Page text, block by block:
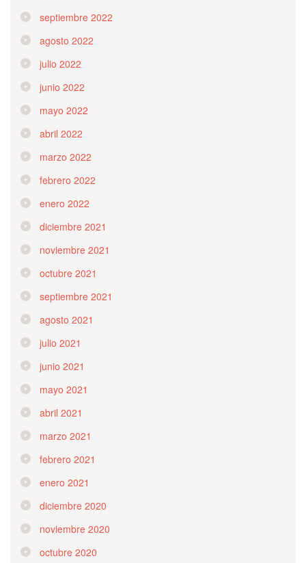
septiembre 2022
agosto 2022
julio 2022
junio 2022
mayo 2022
abril 2022
marzo 2022
febrero 2022
enero 2022
diciembre 2021
noviembre 2021
octubre 2021
septiembre 2021
agosto 2021
julio 2021
junio 2021
mayo 2021
abril 2021
marzo 2021
febrero 2021
enero 2021
diciembre 2020
noviembre 2020
octubre 2020